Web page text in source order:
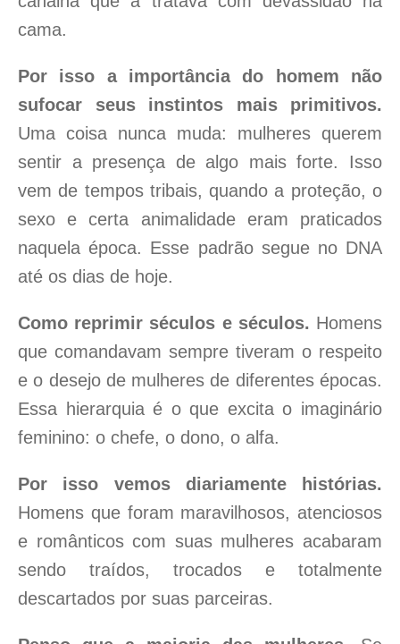
cama.
Por isso a importância do homem não
sufocar seus instintos mais primitivos.
Uma coisa nunca muda: mulheres querem
sentir a presença de algo mais forte. Isso
vem de tempos tribais, quando a proteção, o
sexo e certa animalidade eram praticados
naquela época. Esse padrão segue no DNA
até os dias de hoje.
Como reprimir séculos e séculos. Homens
que comandavam sempre tiveram o respeito
e o desejo de mulheres de diferentes épocas.
Essa hierarquia é o que excita o imaginário
feminino: o chefe, o dono, o alfa.
Por isso vemos diariamente histórias.
Homens que foram maravilhosos, atenciosos
e românticos com suas mulheres acabaram
sendo traídos, trocados e totalmente
descartados por suas parceiras.